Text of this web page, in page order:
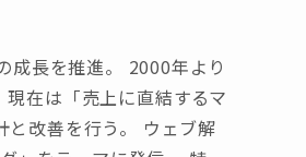
成長を推進。 2000年より
在は「売上に直結するマ
と改善を行う。 ウェブ解